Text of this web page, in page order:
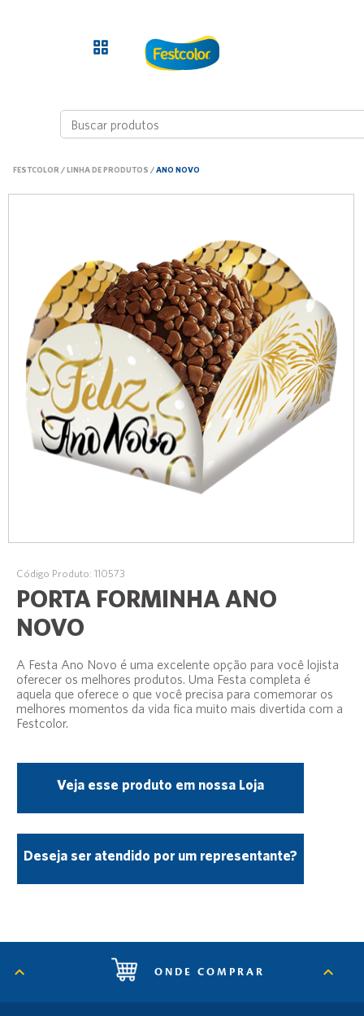
FESTCOLOR /LINHA DE PRODUTOS /ANO NOVO
Código Produto: 110573
PORTA FORMINHA ANO
NOVO
A Festa Ano Novo é uma excelente opção para você lojista
oferecer os melhores produtos. Uma Festa completa é
aquela que oferece o que você precisa para comemorar os
melhores momentos da vida fica muito mais divertida com a
Festcolor.
Veja esse produto em nossa Loja
Deseja ser atendido por um representante?
ONDE COMPRAR